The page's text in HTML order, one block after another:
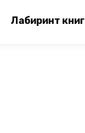
Лабиринт книг